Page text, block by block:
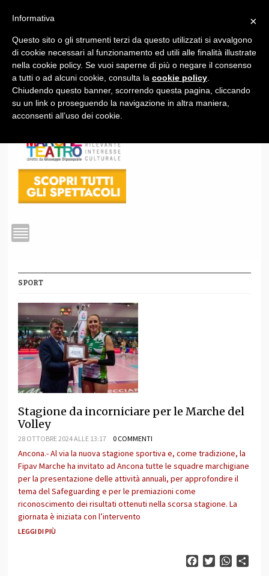
1
SPORT
Stagione da incorniciare per le Marche del
Volley
28 OTTOBRE 2024 ALLE 13:17 0 COMMENTI
Ancona.- Al via la nuova stagione sportiva e, come tradizione, la
Fipav Marche ha invitato ad Ancona tutte le squadre marchigiane
per la presentazione delle attività annuali, per approfondire il
tema del Safeguarding e per le premiazioni come
riconoscimento dei risultati ottenuti nella scorsa stagione. La
giornata è iniziata con l’intervento
LEGGI DI PIÙ
FacebookTwitter
×
Informativa
Questo sito o gli strumenti terzi da questo utilizzati si avvalgono
di cookie necessari al funzionamento ed utili alle finalità illustrate
nella cookie policy. Se vuoi saperne di più o negare il consenso
a tutti o ad alcuni cookie, consulta la cookie policy
Chiudendo questo banner, scorrendo questa pagina, cliccando
su un link o proseguendo la navigazione in altra maniera,
acconsenti all’uso dei cookie.